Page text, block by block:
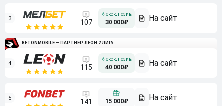
3 107 30 000₽
BETONMOBILE — ПАРТНЕР ЛЕОН 2 ЛИГА
4 115 40 000₽
5 141 15 000₽